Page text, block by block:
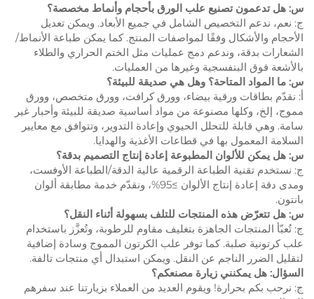
س: هل تدعمون تصنيع علب الورق بأحجام وأنماط مخصصة؟
ج: نعم، ندعم التخصيص الشامل في جميع الأبعاد. ويمكن تعديل
الأحجام والأشكال وفقًا لمواصفات المنتج. كما يمكن طباعة الأنماط/
الشعارات بدقة، وندعم دمج عمليات مثل الختم الحراري والطلاء
بالأشعة فوق البنفسجية وغيرها من العمليات.
س: ما المواد المتاحة؟ وهل هي صديقة للبيئة؟
أ: نقدّم بطاقات ورقية بيضاء، وورق كرافت، وورق متخصص، وورق
مموج، إلخ، وكلها مصنوعة من مواد أساسية صديقة للبيئة وأحبار غير
سامة. وهي قابلة للتحلل الحيوي وإعادة التدوير، وتتوافق مع معايير
السلامة المعمول بها في قطاعات الأغذية والهدايا.
س: هل يمكن للألوان المطبوعة إعادة إنتاج التصميم بدقة؟
ج: نستخدم تقنية الطباعة الرقمية عالية الدقة/الطباعة الأوفست،
ومدى دقة إعادة إنتاج الألوان ≥95%، ونقدّم خدمة مطابقة ألوان
بانتون.
س: هل تتعرّض هذه المنتجات للتلف بسهولة أثناء النقل؟
ج: تُعبّأ المنتجات الجاهزة بتغليف مقاوم للرطوبة، وتُعزَّز باستخدام
علب كرتونية صلبة. كما توفر علب الكرتون المموج وسادة إضافية
لتقليل الضرر الناجم عن النقل. ويمكن استبدال أي منتجات تالفة.
السؤال: هل يمكنني زيارة مصنعكم؟
ج: نرحب بكم بحرارة! ويقوم العديد من العملاء بزيارتنا عند سفرهم